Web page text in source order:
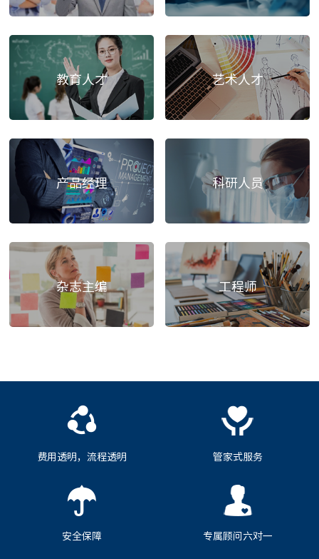
教育人才 艺术人才
产品经理 科研人员
杂志主编 工程师
费用透明，流程透明 管家式服务
安全保障 专属顾问六对一